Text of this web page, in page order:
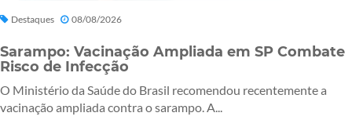
Destaques 08/08/2026
Sarampo: Vacinação Ampliada em SP Combate
Risco de Infecção
O Ministério da Saúde do Brasil recomendou recentemente a
vacinação ampliada contra o sarampo. A...